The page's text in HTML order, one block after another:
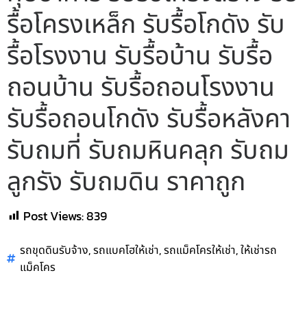
รื้อโครงเหล็ก รับรื้อโกดัง รับ
รื้อโรงงาน รับรื้อบ้าน รับรื้อ
ถอนบ้าน รับรื้อถอนโรงงาน
รับรื้อถอนโกดัง รับรื้อหลังคา
รับถมที่ รับถมหินคลุก รับถม
ลูกรัง รับถมดิน ราคาถูก
Post Views:839
รถขุดดินรับจ้าง,รถแบคโฮให้เช่า,รถแม็คโครให้เช่า,ให้เช่ารถ
แม็คโคร